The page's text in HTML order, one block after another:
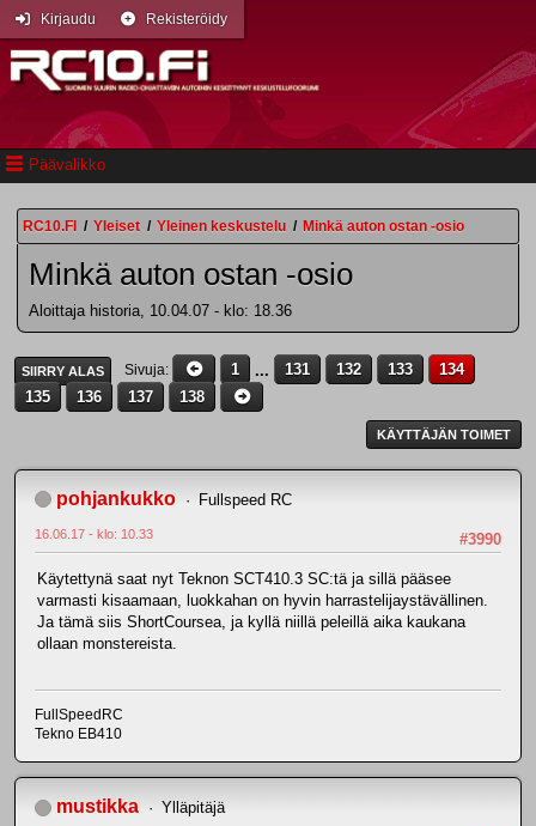
Päävalikko
Kirjaudu Rekisteröidy
RC10.FI / Yleiset / Yleinen keskustelu / Minkä auton ostan -osio
Minkä auton ostan -osio
Aloittaja historia, 10.04.07 - klo: 18.36
SIIRRY ALAS Sivuja 1 ... 131 132 133
134
135
136 137 138
KÄYTTÄJÄN TOIMET
pohjankukko Fullspeed RC
#3990
16.06.17 - klo: 10.33
Käytettynä saat nyt Teknon SCT410.3 SC:tä ja sillä pääsee
varmasti kisaamaan, luokkahan on hyvin harrastelijaystävällinen.
Ja tämä siis ShortCoursea, ja kyllä niillä peleillä aika kaukana
ollaan monstereista.
FullSpeedRC
Tekno EB410
mustikka Ylläpitäjä